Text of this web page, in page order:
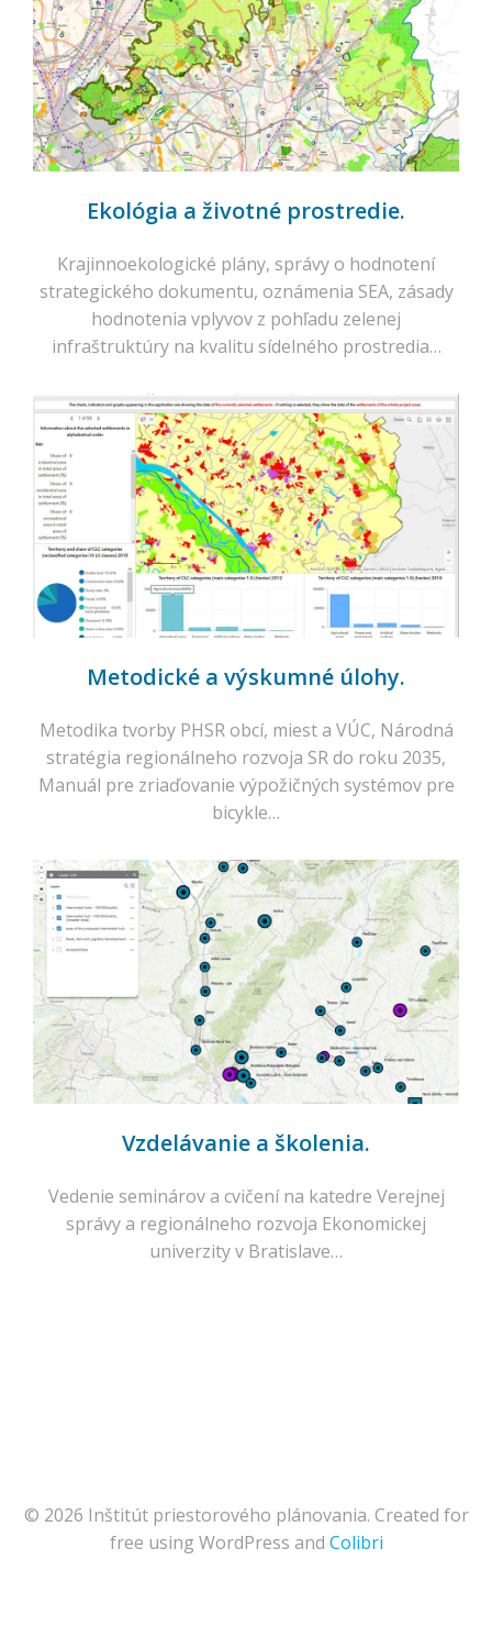
Ekológia a životné prostredie.
Krajinnoekologické plány, správy o hodnotení
strategického dokumentu, oznámenia SEA, zásady
hodnotenia vplyvov z pohľadu zelenej
infraštruktúry na kvalitu sídelného prostredia…
Metodické a výskumné úlohy.
Metodika tvorby PHSR obcí, miest a VÚC, Národná
stratégia regionálneho rozvoja SR do roku 2035,
Manuál pre zriaďovanie výpožičných systémov pre
bicykle…
Vzdelávanie a školenia.
Vedenie seminárov a cvičení na katedre Verejnej
správy a regionálneho rozvoja Ekonomickej
univerzity v Bratislave…
© 2026 Inštitút priestorového plánovania. Created for
free using WordPress and Colibri